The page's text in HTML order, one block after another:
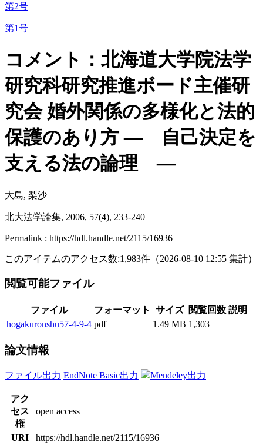
第2号
第1号
コメント：北海道大学院法学
研究科研究推進ボード主催研
究会 婚外関係の多様化と法的
保護のあり方 ― 自己決定を
支える法の論理 ―
大島, 梨沙
北大法学論集, 2006, 57(4), 233-240
Permalink : https://hdl.handle.net/2115/16936
このアイテムのアクセス数:1,983件 （2026-08-10 12:55 集計）
閲覧可能ファイル
ファイル フォーマット サイズ 閲覧回数 説明
hogakuronshu57-4-9-4 pdf 1.49 MB 1,303
論文情報
ファイル出力 EndNote Basic出力 Mendeley出力
アク
セス
権
open access
URI https://hdl.handle.net/2115/16936